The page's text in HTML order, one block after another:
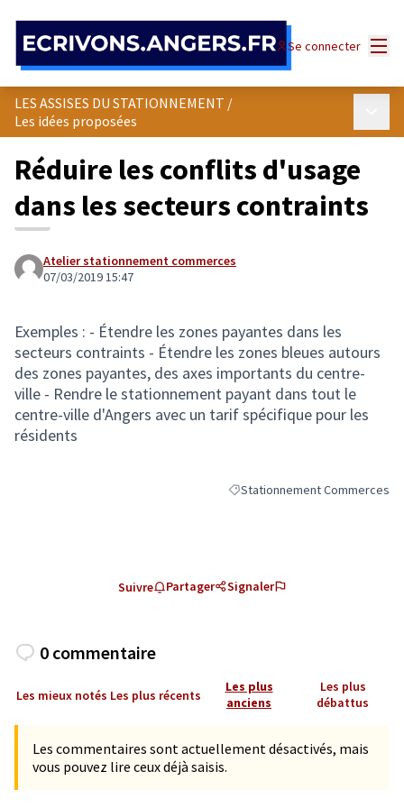
Se connecter
LES ASSISES DU STATIONNEMENT /
Les idées proposées
Réduire les conflits d'usage
dans les secteurs contraints
Atelier stationnement commerces
07/03/2019 15:47
Exemples : - Étendre les zones payantes dans les
secteurs contraints - Étendre les zones bleues autours
des zones payantes, des axes importants du centre-
ville - Rendre le stationnement payant dans tout le
centre-ville d'Angers avec un tarif spécifique pour les
résidents
Filtrer les résultats de la
Stationnement Commerces
Suivre Partager Signaler
0 commentaire
Les mieux notés Les plus récents
Les plus
anciens
Les plus
débattus
Les commentaires sont actuellement désactivés, mais
vous pouvez lire ceux déjà saisis.